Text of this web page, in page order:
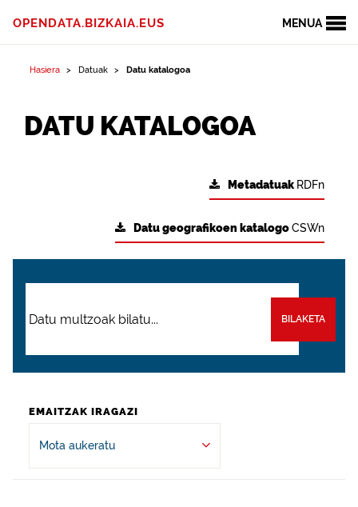
MENUA
OPENDATA.BIZKAIA.EUS
Hasiera Datuak Datu katalogoa
DATU KATALOGOA
Metadatuak RDFn
Datu geografikoen katalogoCSWn
BILAKETA
EMAITZAK IRAGAZI
Mota aukeratu